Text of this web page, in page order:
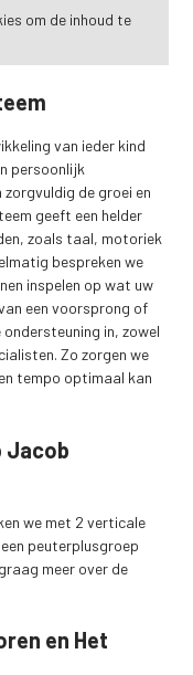
om de inhoud te
van ieder kind
persoonlijk
de groei en
geeft een helder
zoals taal, motoriek
bespreken we
inspelen op wat uw
een voorsprong of
in, zowel
Zo zorgen we
tempo optimaal kan
Jacob
we met 2 verticale
peuterplusgroep
meer over de
en Het